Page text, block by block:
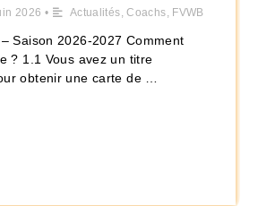
2026 • Actualités,Coachs, FVWB
Saison 2026-2027 Comment
? 1.1 Vous avez un titre
obtenir une carte de …